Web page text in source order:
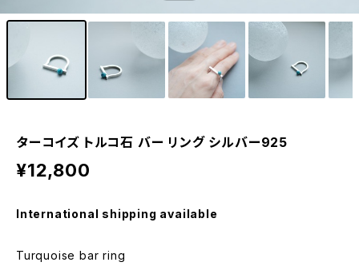
ターコイズ トルコ石 バー リング シルバー925
¥12,800
International shipping available
Turquoise bar ring